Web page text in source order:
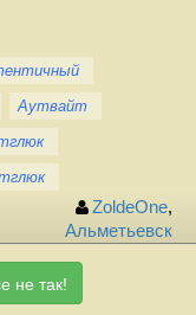
Аутвайт
ZoldeOne,
Альметьевск
не так!